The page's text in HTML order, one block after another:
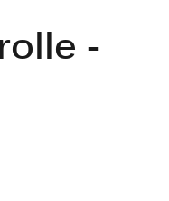
-